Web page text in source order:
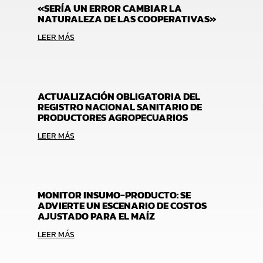
«SERÍA UN ERROR CAMBIAR LA
NATURALEZA DE LAS COOPERATIVAS»
LEER MÁS
ACTUALIZACIÓN OBLIGATORIA DEL
REGISTRO NACIONAL SANITARIO DE
PRODUCTORES AGROPECUARIOS
LEER MÁS
MONITOR INSUMO-PRODUCTO: SE
ADVIERTE UN ESCENARIO DE COSTOS
AJUSTADO PARA EL MAÍZ
LEER MÁS